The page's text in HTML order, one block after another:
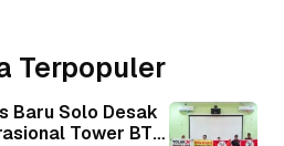
Terpopuler
Baru Solo Desak
Tower BTS,